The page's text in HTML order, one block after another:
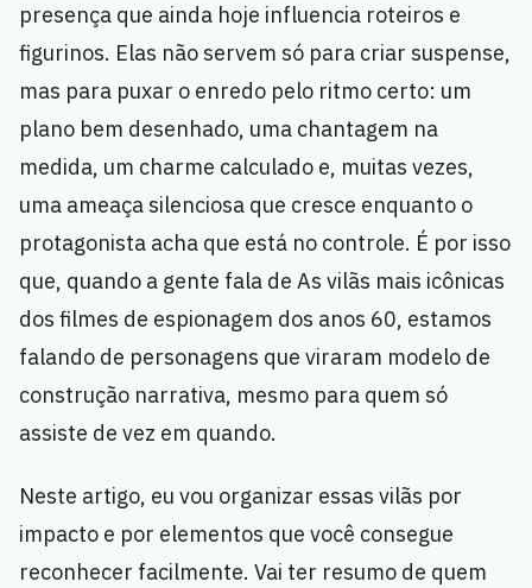
presença que ainda hoje influencia roteiros e
figurinos. Elas não servem só para criar suspense,
mas para puxar o enredo pelo ritmo certo: um
plano bem desenhado, uma chantagem na
medida, um charme calculado e, muitas vezes,
uma ameaça silenciosa que cresce enquanto o
protagonista acha que está no controle. É por isso
que, quando a gente fala de As vilãs mais icônicas
dos filmes de espionagem dos anos 60, estamos
falando de personagens que viraram modelo de
construção narrativa, mesmo para quem só
assiste de vez em quando.
Neste artigo, eu vou organizar essas vilãs por
impacto e por elementos que você consegue
reconhecer facilmente. Vai ter resumo de quem